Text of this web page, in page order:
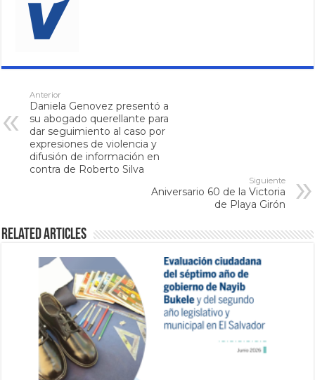
Anterior
Daniela Genovez presentó a
su abogado querellante para
dar seguimiento al caso por
expresiones de violencia y
difusión de información en
contra de Roberto Silva
Siguiente
Aniversario 60 de la Victoria
de Playa Girón
Related Articles